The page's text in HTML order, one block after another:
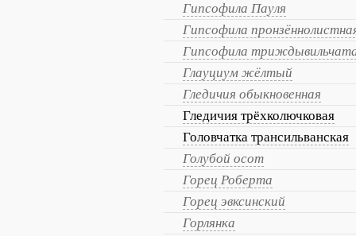
Гипсофила Пауля
Гипсофила
Гипсофила
Глауциум жёлтый
Гледичия обыкновенная
Гледичия трёхколючковая
Головчатка трансильванская
Голубой осот
Горец Роберта
Горец эвксинский
Горлянка